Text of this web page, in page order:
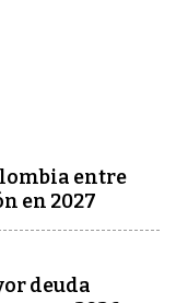
entre
en 2027
deuda